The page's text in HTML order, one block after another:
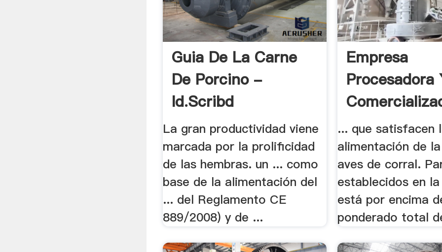
Guia De La Carne
De Porcino -
Id.scribd
La gran productividad viene
marcada por la prolificidad
de las hembras. un ... como
base de la alimentación del
... del Reglamento CE
889/2008) y de ...
Empresa
Procesadora
De .
... que satisfacen
alimentación de
aves de corral.
establecidos en
está por encima
ponderado total